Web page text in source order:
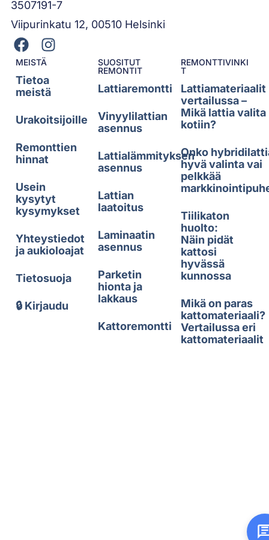
3507191-7
Viipurinkatu 12, 00510 Helsinki
MEISTÄ
Tietoa
meistä
Urakoitsijoille
Remonttien
hinnat
Usein
kysytyt
kysymykset
Yhteystiedot
ja aukioloajat
Tietosuoja
🔒 Kirjaudu
SUOSITUT
REMONTIT
Lattiaremontti
Vinyylilattian
asennus
Lattialämmityksen
asennus
Lattian
laatoitus
Laminaatin
asennus
Parketin
hionta ja
lakkaus
Kattoremontti
REMONTTIVINKI
T
Lattiamateriaalit
vertailussa –
Mikä lattia valita
kotiin?
Onko
hyvä valinta vai
pelkkää
Tiilikaton
huolto:
Näin pidät
kattosi
hyvässä
kunnossa
Mikä on paras
kattomateriaali?
Vertailussa eri
kattomateriaalit